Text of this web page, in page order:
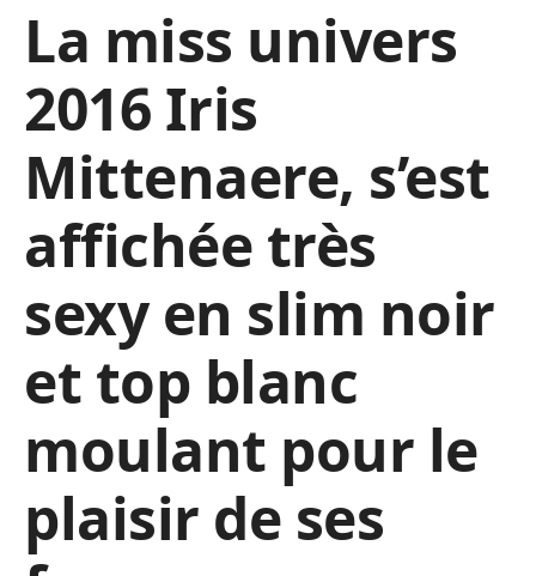
La miss univers
2016 Iris
Mittenaere, s’est
affichée très
sexy en slim noir
et top blanc
moulant pour le
plaisir de ses